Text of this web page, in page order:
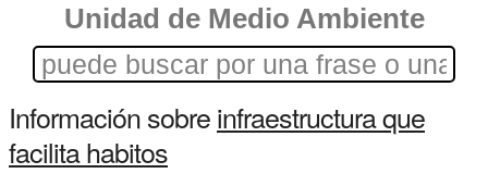
Unidad de Medio Ambiente
Información sobreinfraestructura que
facilita habitos